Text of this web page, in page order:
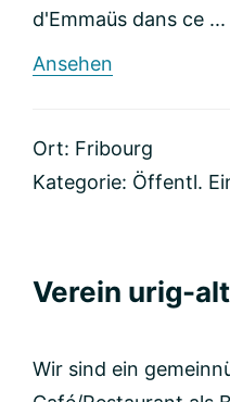
d'Emmaüs dans ce ...
Ansehen
Ort: Fribourg
Kategorie: Öffentl.
Verein urig-
Wir sind ein